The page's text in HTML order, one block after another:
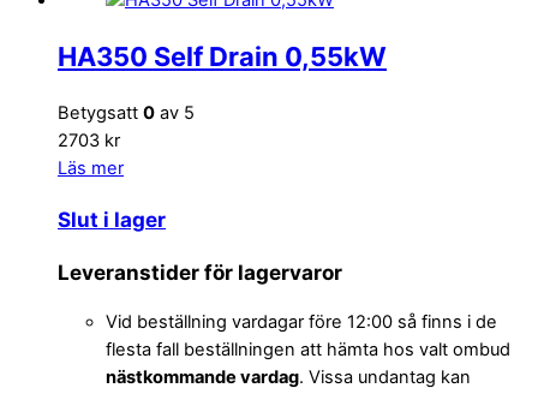
HA350 Self Drain 0,55kW
Betygsatt 0 av 5
2703 kr
Läs mer
Slut i lager
Leveranstider för lagervaror
Vid beställning vardagar före 12:00 så finns i de
flesta fall beställningen att hämta hos valt ombud
nästkommande vardag. Vissa undantag kan